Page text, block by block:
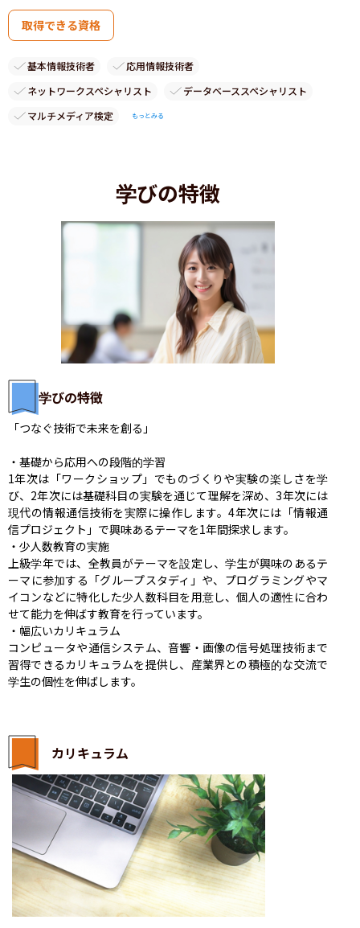
取得できる資格
基本情報技術者
応用情報技術者
ネットワークスペシャリスト
データベーススペシャリスト
マルチメディア検定
もっとみる
学びの特徴
学びの特徴
「つなぐ技術で未来を創る」
・基礎から応用への段階的学習
1年次は「ワークショップ」でものづくりや実験の楽しさを学
び、2年次には基礎科目の実験を通じて理解を深め、3年次には
現代の情報通信技術を実際に操作します。4年次には「情報通
信プロジェクト」で興味あるテーマを1年間探求します。 ​
・少人数教育の実施
上級学年では、全教員がテーマを設定し、学生が興味のあるテ
ーマに参加する「グループスタディ」や、プログラミングやマ
イコンなどに特化した少人数科目を用意し、個人の適性に合わ
せて能力を伸ばす教育を行っています。 ​
・幅広いカリキュラム
コンピュータや通信システム、音響・画像の信号処理技術まで
習得できるカリキュラムを提供し、産業界との積極的な交流で
学生の個性を伸ばします。
カリキュラム